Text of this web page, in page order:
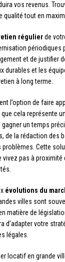
vos revenus.
qualité tout en
régulierde
périodiques
et de justifier
durables et les
à long terme.
l’option de faire
que cela représente
un temps
de la rédaction des
problèmes. Cette
pas à proximité
évolutions du
villes sont
matière de
d’adapter votre
légales.
locatif en grande